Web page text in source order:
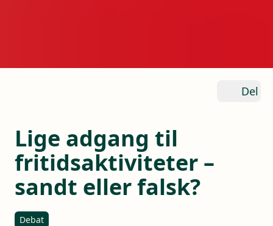
Del
Lige adgang til
fritidsaktiviteter –
sandt eller falsk?
Debat